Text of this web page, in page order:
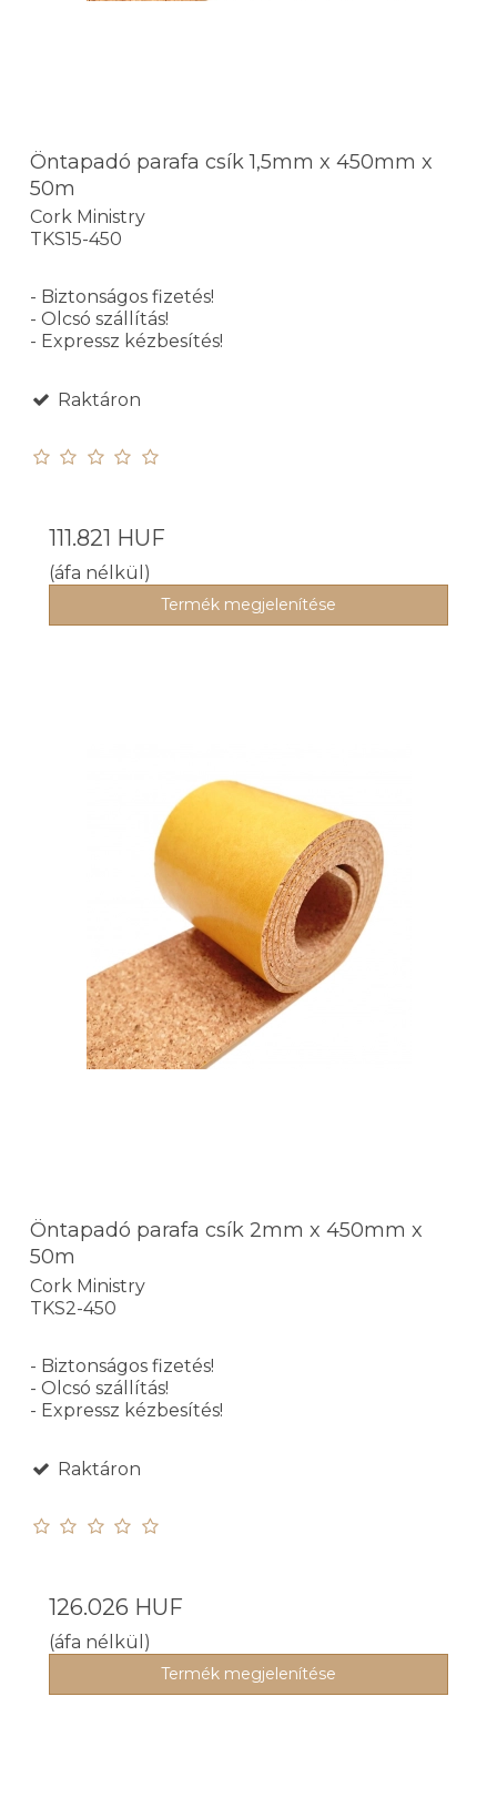
Öntapadó parafa csík 1,5mm x 450mm x
50m
Cork Ministry
TKS15-450
- Biztonságos fizetés!
- Olcsó szállítás!
- Expressz kézbesítés!
Raktáron
111.821 HUF
(áfa nélkül)
Termék megjelenítése
Öntapadó parafa csík 2mm x 450mm x
50m
Cork Ministry
TKS2-450
- Biztonságos fizetés!
- Olcsó szállítás!
- Expressz kézbesítés!
Raktáron
126.026 HUF
(áfa nélkül)
Termék megjelenítése